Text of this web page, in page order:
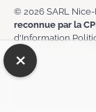
© 2026 SARL
reconnue par la
d'Information
×